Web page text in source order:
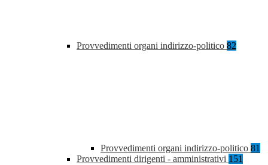
Provvedimenti organi indirizzo-politico 82
Provvedimenti organi indirizzo-politico 81
Provvedimenti dirigenti - amministrativi 151